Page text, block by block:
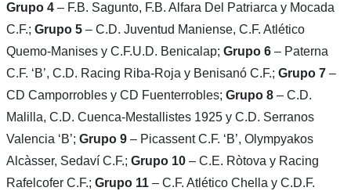
Grupo 4– F.B. Sagunto, F.B. Alfara Del Patriarca y Mocada
C.F.; Grupo 5– C.D. Juventud Maniense, C.F. Atlético
Quemo-Manises y C.F.U.D. Benicalap; Grupo 6– Paterna
C.F. ‘B’, C.D. Racing Riba-Roja y Benisanó C.F.; Grupo 7–
CD Camporrobles y CD Fuenterrobles; Grupo 8– C.D.
Malilla, C.D. Cuenca-Mestallistes 1925 y C.D. Serranos
Valencia ‘B’; Grupo 9– Picassent C.F. ‘B’, Olympyakos
Alcàsser, Sedaví C.F.; Grupo 10– C.E. Ròtova y Racing
Rafelcofer C.F.; Grupo 11– C.F. Atlético Chella y C.D.F.